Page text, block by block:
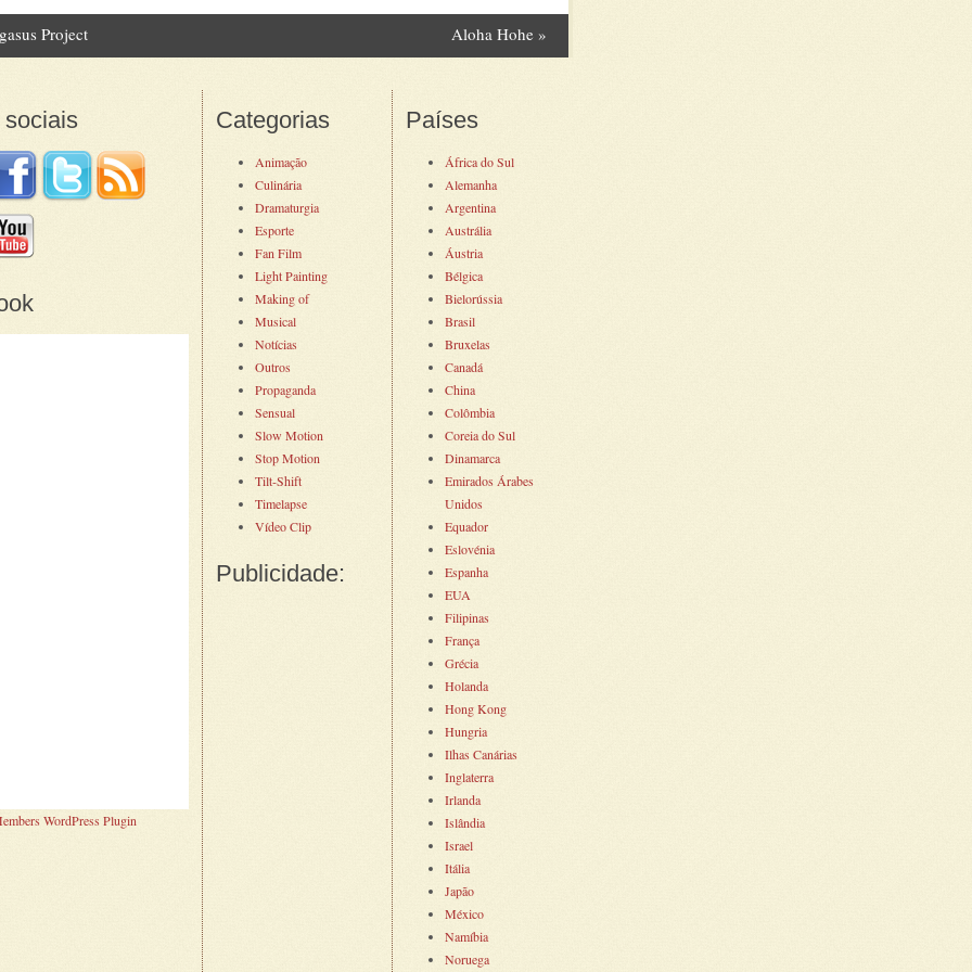
navigation
Project Aloha Hohe »
sociais
WordPress Plugin
Categorias
Animação
Culinária
Dramaturgia
Esporte
Fan Film
Light Painting
Making of
Musical
Notícias
Outros
Propaganda
Sensual
Slow Motion
Stop Motion
Tilt-Shift
Timelapse
Vídeo Clip
Publicidade:
Países
África do Sul
Alemanha
Argentina
Austrália
Áustria
Bélgica
Bielorússia
Brasil
Bruxelas
Canadá
China
Colômbia
Coreia do Sul
Dinamarca
Emirados Árabes
Unidos
Equador
Eslovénia
Espanha
EUA
Filipinas
França
Grécia
Holanda
Hong Kong
Hungria
Ilhas Canárias
Inglaterra
Irlanda
Islândia
Israel
Itália
Japão
México
Namíbia
Noruega